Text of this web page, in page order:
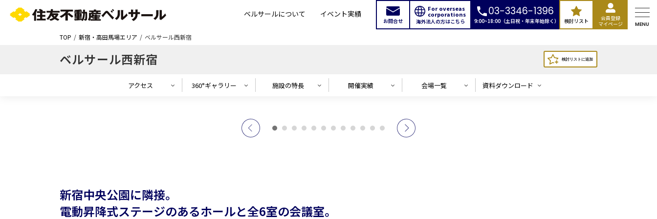
ベルサールについて イベント実績
お問合せ
For overseas
corporations
海外法人の方はこちら
03-3346-1396
9:00~18:00（土日祝・年末年始除く） 検討リスト
会員登録
マイページ
MENU
TOP 新宿・高田馬場エリア ベルサール西新宿
ベルサール西新宿
アクセス 360°ギャラリー 施設の特長 開催実績 会場一覧 資料ダウンロード
新宿中央公園に隣接。
電動昇降式ステージのあるホールと全6室の会議室。